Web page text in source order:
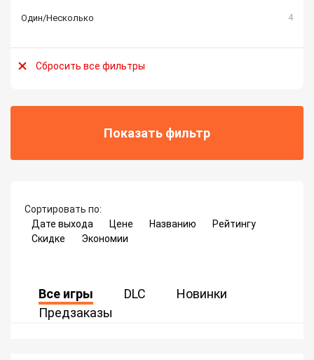
Один/Несколько 4
Сбросить все фильтры
Показать фильтр
Сортировать по:
Дате выхода
Цене Названию
Рейтингу
Скидке
Экономии
Все игры DLC
Новинки
Предзаказы